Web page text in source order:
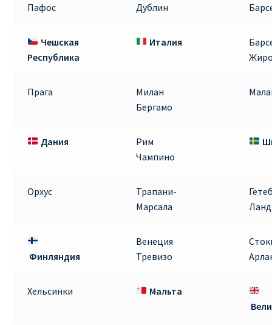
Аликанте
Барселона
БРОНИРОВАНИЕ
ДЕШЕВЫЕ АВИАБИЛЕТЫ В БАРСЕЛОНУ
ДЕШЕВЫЕ АВИАБИЛЕТЫ В БЕРЛИН
Пафос Дублин
Чешская
Республика
Италия
Прага
Милан
Бергамо
Дания
Рим
Чампино
Орхус
Трапани-
Марсала
Финляндия
Венеция
Тревизо
Хельсинки
Мальта